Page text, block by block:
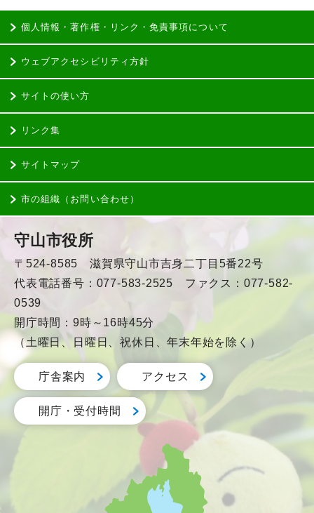
個人情報・著作権・リンク・免責事項について
ウェブアクセシビリティ方針
サイトの使い方
リンク集
サイトマップ
市の組織（お問い合わせ）
守山市役所
〒524-8585 滋賀県守山市吉身二丁目5番22号
代表電話番号：077-583-2525 ファクス：077-582-
0539
開庁時間：9時～16時45分
（土曜日、日曜日、祝休日、年末年始を除く）
庁舎案内 アクセス
開庁・受付時間